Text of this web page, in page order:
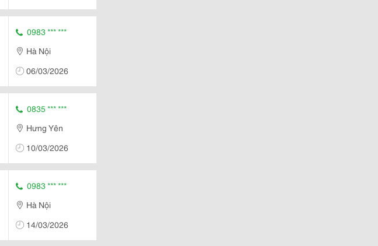
0983 *** ***
Hà Nội
06/03/2026
0835 *** ***
Hưng Yên
10/03/2026
0983 *** ***
Hà Nội
14/03/2026